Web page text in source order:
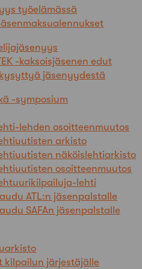
työelämässä
-kaksoisjäsenen edut
jäsenyydestä
-symposium
lehden osoitteenmuutos
arkisto
näköislehtiarkisto
osoitteenmuutos
lehti
ATL:n jäsenpalstalle
SAFAn jäsenpalstalle
kilpailun järjestäjälle